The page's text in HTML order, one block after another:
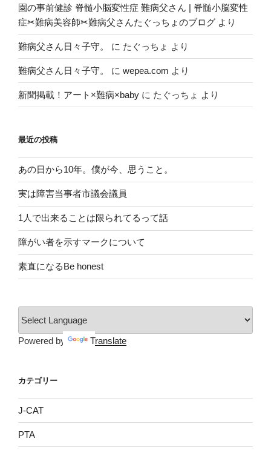
園の事前健診 脊髄小脳変性症 難病父さん | 脊髄小脳変性
症✂︎難病美容師✂︎難病父さんたぐっちょのブログ より
難病父さん日々子守。 に たぐっちょ より
難病父さん日々子守。 に wepea.com より
新聞掲載！アート×難病×baby に たぐっちょ より
最近の投稿
あの日から10年。僕が今、思うこと。
実は障害当事者市議会議員
1人で出来ることは限られてるって話
障がい者を示すマークについて
素直になるBe honest
Powered by Translate
カテゴリー
J-CAT
PTA